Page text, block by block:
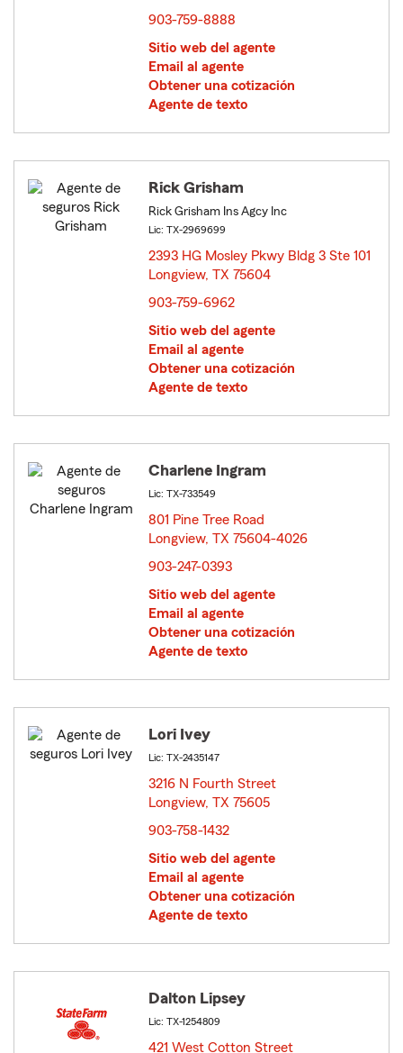
903-759-8888
Sitio web del agente
Email al agente
Obtener una cotización
Agente de texto
Rick Grisham
Rick Grisham Ins Agcy Inc
Lic: TX-2969699
2393 HG Mosley Pkwy Bldg 3 Ste 101
Longview, TX 75604
903-759-6962
Sitio web del agente
Email al agente
Obtener una cotización
Agente de texto
Charlene Ingram
Lic: TX-733549
801 Pine Tree Road
Longview, TX 75604-4026
903-247-0393
Sitio web del agente
Email al agente
Obtener una cotización
Agente de texto
Lori Ivey
Lic: TX-2435147
3216 N Fourth Street
Longview, TX 75605
903-758-1432
Sitio web del agente
Email al agente
Obtener una cotización
Agente de texto
Dalton Lipsey
Lic: TX-1254809
421 West Cotton Street